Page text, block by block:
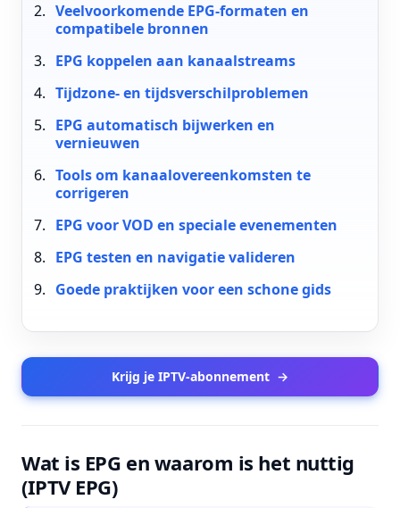
Veelvoorkomende EPG-formaten en
compatibele bronnen
EPG koppelen aan kanaalstreams
Tijdzone- en tijdsverschilproblemen
EPG automatisch bijwerken en
vernieuwen
Tools om kanaalovereenkomsten te
corrigeren
EPG voor VOD en speciale evenementen
EPG testen en navigatie valideren
Goede praktijken voor een schone gids
Krijg je IPTV-abonnement →
Wat is EPG en waarom is het nuttig
(IPTV EPG)